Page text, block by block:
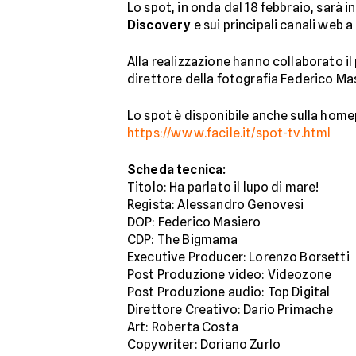
Lo spot, in onda dal 18 febbraio, sarà
Discovery e sui principali canali web
Alla realizzazione hanno collaborato
direttore della fotografia Federico
Lo spot è disponibile anche sulla
https://www.facile.it/spot-tv.html
Scheda tecnica:
Titolo: Ha parlato il lupo di mare!
Regista: Alessandro Genovesi
DOP: Federico Masiero
CDP: The Bigmama
Executive Producer: Lorenzo Borsetti
Post Produzione video: Videozone
Post Produzione audio: Top Digital
Direttore Creativo: Dario Primache
Art: Roberta Costa
Copywriter: Doriano Zurlo